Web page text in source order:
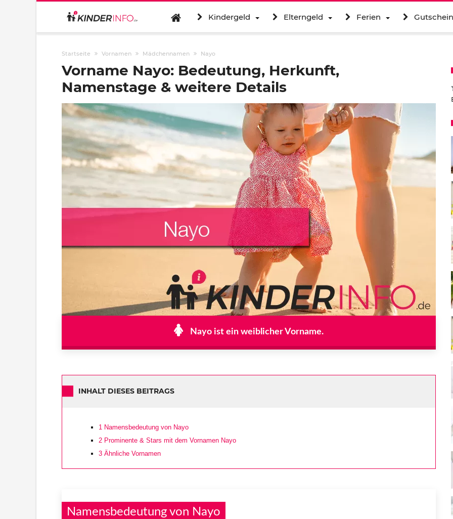
Kindergeld Elterngeld Ferien
Startseite Vornamen Mädchennamen Nayo
Vorname Nayo: Bedeutung, Herkunft,
Namenstage & weitere Details
Nayo ist ein weiblicher Vorname.
INHALT DIESES BEITRAGS
1 Namensbedeutung von Nayo
2 Prominente & Stars mit dem Vornamen Nayo
3 Ähnliche Vornamen
Namensbedeutung von Nayo